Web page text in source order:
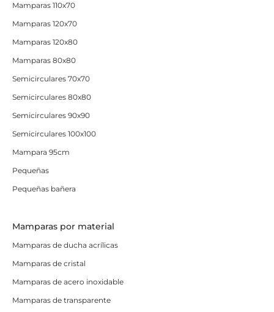
Mamparas 110x70
Mamparas 120x70
Mamparas 120x80
Mamparas 80x80
Semicirculares 70x70
Semicirculares 80x80
Semicirculares 90x90
Semicirculares 100x100
Mampara 95cm
Pequeñas
Pequeñas bañera
Mamparas por material
Mamparas de ducha acrílicas
Mamparas de cristal
Mamparas de acero inoxidable
Mamparas de transparente